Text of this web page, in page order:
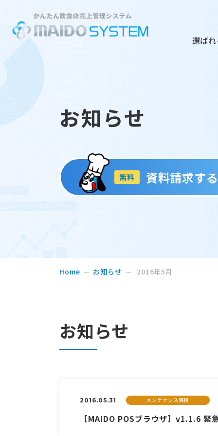
選ば
お知らせ
無料 資料請求す
Home お知らせ 2016年5月
お知らせ
2016.05.31 メンテナンス情報
【MAIDO POSブラウザ】v1.1.6 緊